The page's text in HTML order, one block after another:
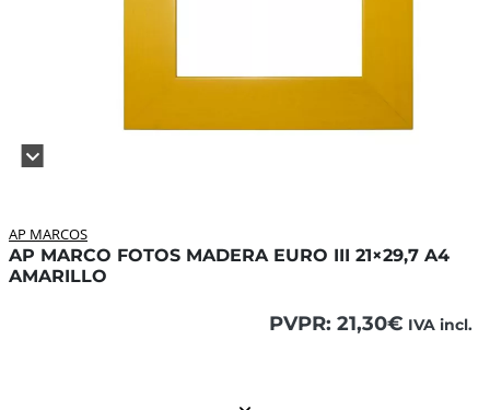
AP MARCOS
AP MARCO FOTOS MADERA EURO III 21×29,7 A4
AMARILLO
PVPR: 21,30€ IVA incl.